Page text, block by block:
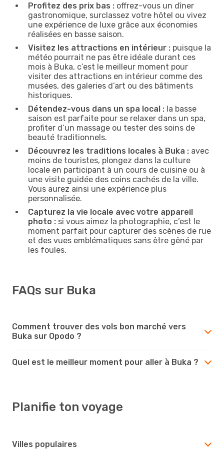
Profitez des prix bas : offrez-vous un dîner
gastronomique, surclassez votre hôtel ou vivez
une expérience de luxe grâce aux économies
réalisées en basse saison.
Visitez les attractions en intérieur : puisque la
météo pourrait ne pas être idéale durant ces
mois à Buka, c’est le meilleur moment pour
visiter des attractions en intérieur comme des
musées, des galeries d’art ou des bâtiments
historiques.
Détendez-vous dans un spa local : la basse
saison est parfaite pour se relaxer dans un spa,
profiter d’un massage ou tester des soins de
beauté traditionnels.
Découvrez les traditions locales à Buka : avec
moins de touristes, plongez dans la culture
locale en participant à un cours de cuisine ou à
une visite guidée des coins cachés de la ville.
Vous aurez ainsi une expérience plus
personnalisée.
Capturez la vie locale avec votre appareil
photo : si vous aimez la photographie, c’est le
moment parfait pour capturer des scènes de rue
et des vues emblématiques sans être gêné par
les foules.
FAQs sur Buka
Comment trouver des vols bon marché vers
Buka sur Opodo ?
Quel est le meilleur moment pour aller à Buka ?
Planifie ton voyage
Villes populaires